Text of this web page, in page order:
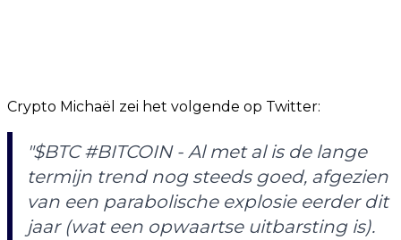
Crypto Michaël zei het volgende op Twitter:
"$BTC #BITCOIN - Al met al is de lange
termijn trend nog steeds goed, afgezien
van een parabolische explosie eerder dit
jaar (wat een opwaartse uitbarsting is).